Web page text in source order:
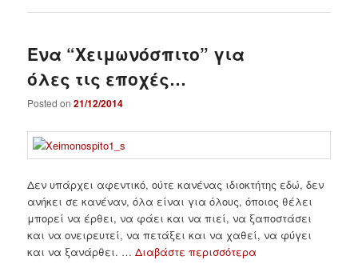
Ένα “Χειμωνόσπιτο” για
όλες τις εποχές…
Posted on21/12/2014
Δεν υπάρχει αφεντικό, ούτε κανένας ιδιοκτήτης εδώ, δεν
ανήκει σε κανέναν, όλα είναι για όλους, όποιος θέλει
μπορεί να έρθει, να φάει και να πιεί, να ξαποστάσει
και να ονειρευτεί, να πετάξει και να χαθεί, να φύγει
και να ξανάρθει. …Διαβάστε περισσότερα